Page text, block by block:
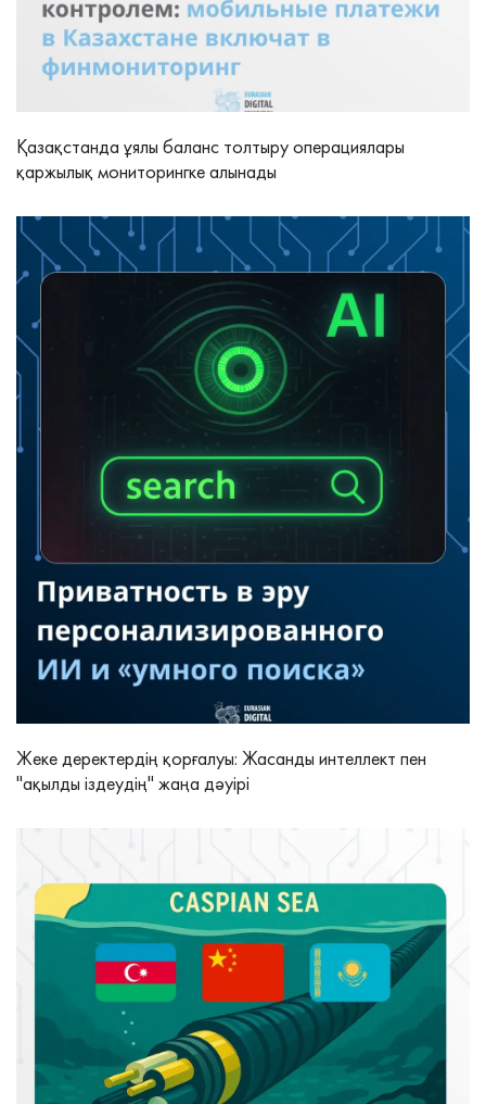
Қазақстанда ұялы баланс толтыру операциялары
қаржылық мониторингке алынады
Жеке деректердің қорғалуы: Жасанды интеллект пен
"ақылды іздеудің" жаңа дәуірі